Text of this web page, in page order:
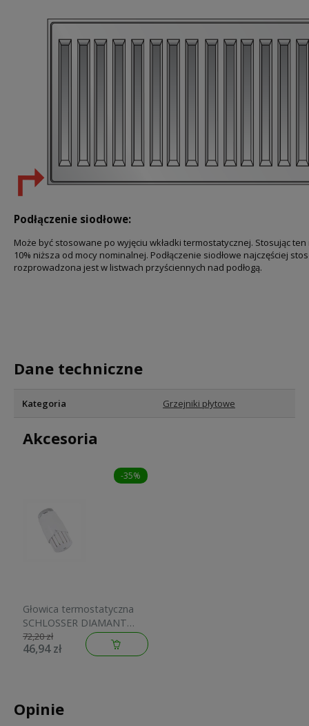
Podłączenie siodłowe:
Może być stosowane po wyjęciu wkładki termostatycznej. Stosując
10% niższa od mocy nominalnej. Podłączenie siodłowe najczęściej
rozprowadzona jest w listwach przyściennych nad podłogą.
Dane techniczne
Kategoria Grzejniki płytowe
Akcesoria
-35%
Głowica termostatyczna
SCHLOSSER DIAMANT
M30x1,5 biała 600100001
72,20 zł
46,94 zł
Opinie